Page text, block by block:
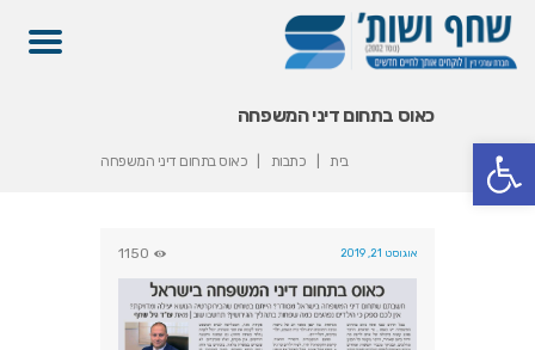
פתח סרגל נגישות
כאוס בתחום דיני המשפחה
בית כתבות כאוס בתחום דיני המשפחה
אוגוסט 21, 2019 1150